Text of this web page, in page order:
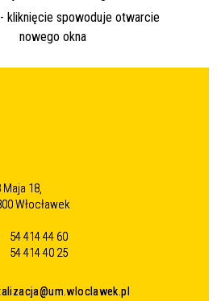
Maja 18,
Włocławek
54 414 44 60
54 414 40 25